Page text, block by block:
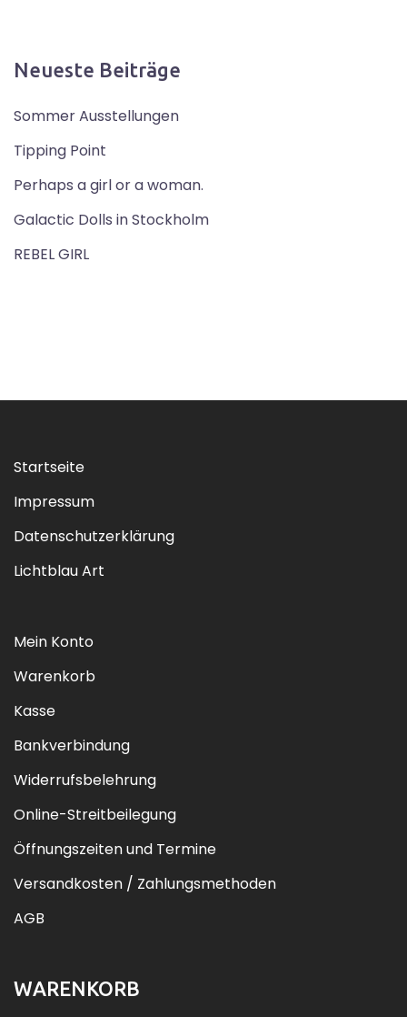
Neueste Beiträge
Sommer Ausstellungen
Tipping Point
Perhaps a girl or a woman.
Galactic Dolls in Stockholm
REBEL GIRL
Startseite
Impressum
Datenschutzerklärung
Lichtblau Art
Mein Konto
Warenkorb
Kasse
Bankverbindung
Widerrufsbelehrung
Online-Streitbeilegung
Öffnungszeiten und Termine
Versandkosten / Zahlungsmethoden
AGB
WARENKORB